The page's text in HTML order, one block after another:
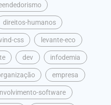
direitos-humanos
css levante-eco
dev infodemia
empresa
software